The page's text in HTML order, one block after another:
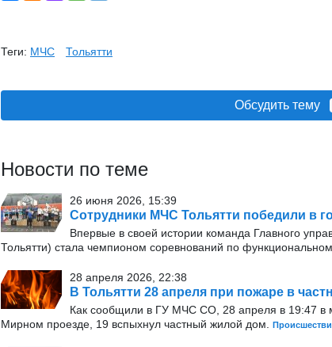
Теги: МЧС Тольятти
Обсудить тему
Новости по теме
26 июня 2026, 15:39
Сотрудники МЧС Тольятти победили в
Впервые в своей истории команда Главного
Тольятти) стала чемпионом соревнований по
28 апреля 2026, 22:38
В Тольятти 28 апреля при пожаре в
Как сообщили в ГУ МЧС СО, 28 апреля в 19:47 в
Мирном проезде, 19 вспыхнул частный жилой дом.